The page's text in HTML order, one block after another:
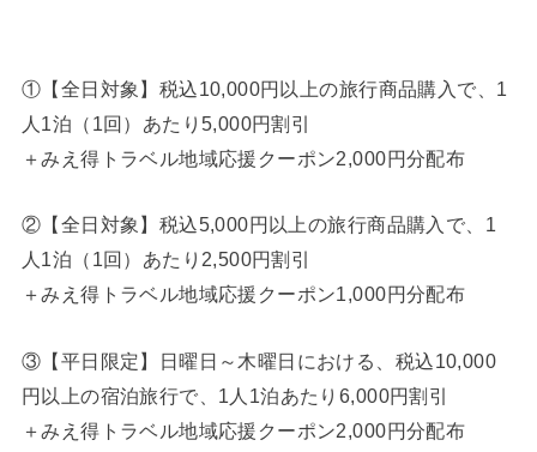
①【全日対象】税込10,000円以上の旅行商品購入で、1
人1泊（1回）あたり5,000円割引
＋みえ得トラベル地域応援クーポン2,000円分配布
②【全日対象】税込5,000円以上の旅行商品購入で、1
人1泊（1回）あたり2,500円割引
＋みえ得トラベル地域応援クーポン1,000円分配布
③【平日限定】日曜日～木曜日における、税込10,000
円以上の宿泊旅行で、1人1泊あたり6,000円割引
＋みえ得トラベル地域応援クーポン2,000円分配布